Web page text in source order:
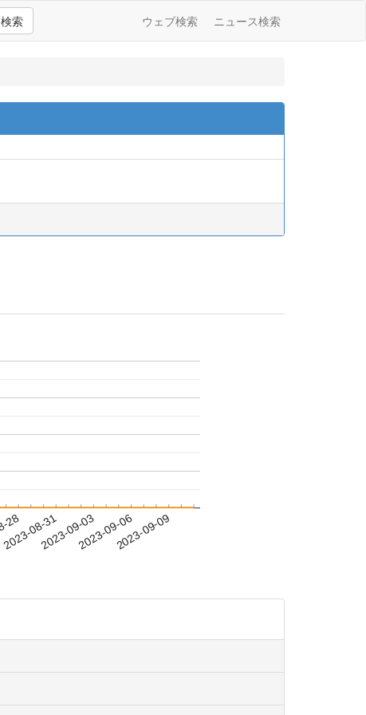
検索 ウェブ検索 ニュース検索
28
2023-08-312023-09-032023-09-062023-09-09